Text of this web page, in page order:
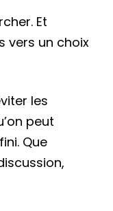
Et
vers un choix
les
peut
Que